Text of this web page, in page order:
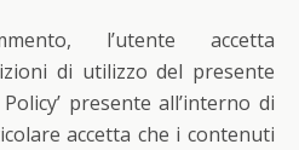
l’utente accetta
di utilizzo del presente
presente all’interno di
accetta che i contenuti